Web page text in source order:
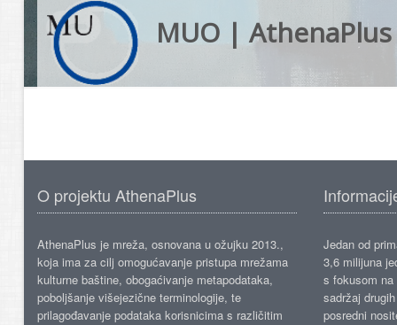
MUO | AthenaPlus
O projektu AthenaPlus
AthenaPlus je mreža, osnovana u ožujku 2013.,
koja ima za cilj omogućavanje pristupa mrežama
kulturne baštine, obogaćivanje metapodataka,
poboljšanje višejezične terminologije, te
prilagođavanje podataka korisnicima s različitim
Jedan od
3,6 milijuna
s fokusom
sadržaj
posredni